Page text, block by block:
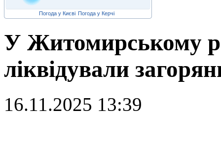
Погода у Києві Погода у Керчі
У Житомирському
ліквідували
16.11.2025 13:39